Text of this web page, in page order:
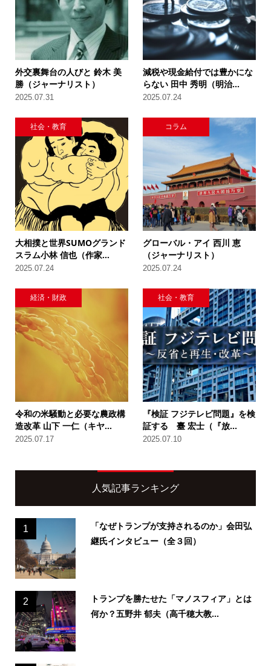
外交裏舞台の人びと 鈴木 美
勝（ジャーナリスト）
2025.07.31
減税や現金給付では豊かにな
らない 田中 秀明（明治...
2025.07.24
社会・教育
大相撲と世界SUMOグランド
スラム小林 信也（作家...
2025.07.24
コラム
グローバル・アイ 西川 恵
（ジャーナリスト）
2025.07.24
経済・財政
令和の米騒動と必要な農政構
造改革 山下 一仁（キヤ...
2025.07.17
社会・教育
『検証 フジテレビ問題』を検
証する 臺 宏士（『放...
2025.07.10
人気記事ランキング
1
「なぜトランプが支持されるのか」会田弘
継氏インタビュー（全３回）
2
トランプを勝たせた「マノスフィア」とは
何か？五野井 郁夫（高千穂大教...